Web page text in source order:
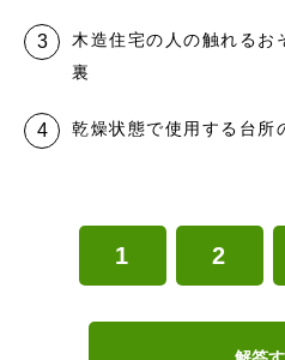
木造住宅の人の触れるお
裏
乾燥状態で使用する台所
1 2